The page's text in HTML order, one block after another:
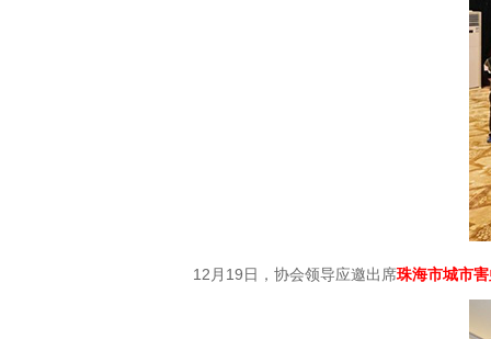
12月19日，协会领导应邀出席珠海市城市